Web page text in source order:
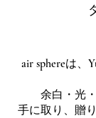
air sphereは、
余白・光
手に取り、贈